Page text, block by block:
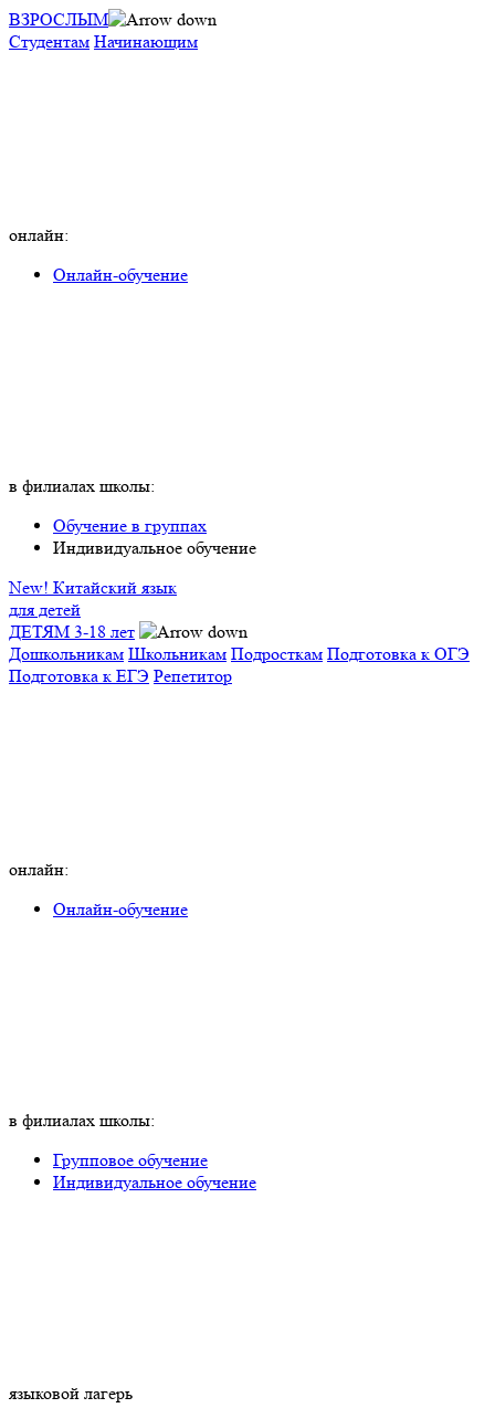
ВЗРОСЛЫМ
Студентам Начинающим
онлайн:
Онлайн-обучение
в филиалах школы:
Обучение в группах
Индивидуальное обучение
New! Китайский язык
для детей
ДЕТЯМ 3-18 лет
Дошкольникам Школьникам Подросткам Подготовка к ОГЭ
Подготовка к ЕГЭ Репетитор
онлайн:
Онлайн-обучение
в филиалах школы:
Групповое обучение
Индивидуальное обучение
языковой лагерь